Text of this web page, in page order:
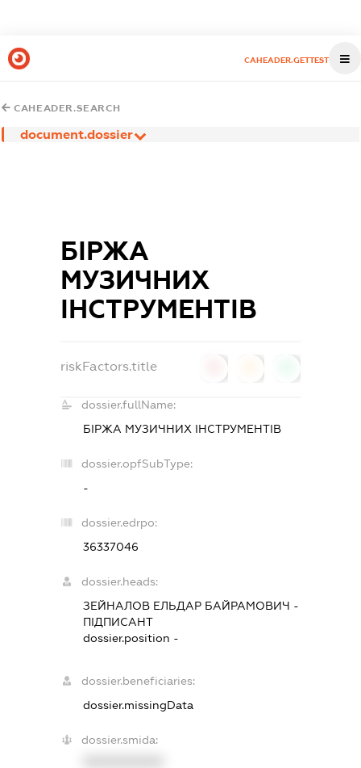
CAHEADER.GETTEST
CAHEADER.SEARCH
document.dossier
БІРЖА
МУЗИЧНИХ
ІНСТРУМЕНТІВ
riskFactors.title
dossier.fullName:
БІРЖА МУЗИЧНИХ ІНСТРУМЕНТІВ
dossier.opfSubType:
-
dossier.edrpo:
36337046
dossier.heads:
ЗЕЙНАЛОВ ЕЛЬДАР БАЙРАМОВИЧ -
ПІДПИСАНТ
dossier.position -
dossier.beneficiaries:
dossier.missingData
dossier.smida: